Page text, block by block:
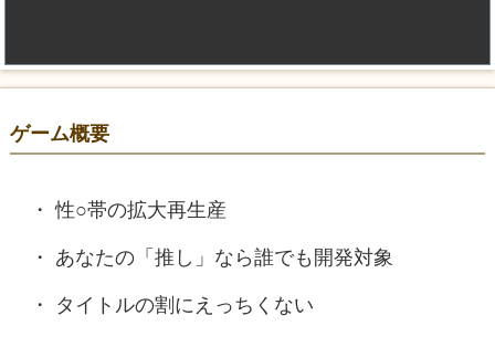
ゲーム概要
性○帯の拡大再生産
あなたの「推し」なら誰でも開発対象
タイトルの割にえっちくない